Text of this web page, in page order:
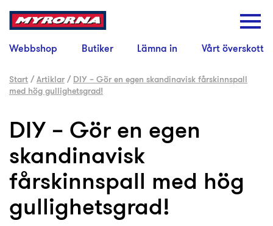
Webbshop Butiker Lämna in Vårt överskott
Start /Artiklar / DIY – Gör en egen skandinavisk fårskinnspall
med hög gullighetsgrad!
DIY – Gör en egen
skandinavisk
fårskinnspall med hög
gullighetsgrad!